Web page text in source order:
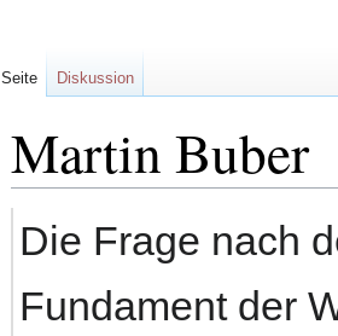
Martin Buber
Navigation
Suche
Die Frage nach
Fundament der
Seite Diskussion